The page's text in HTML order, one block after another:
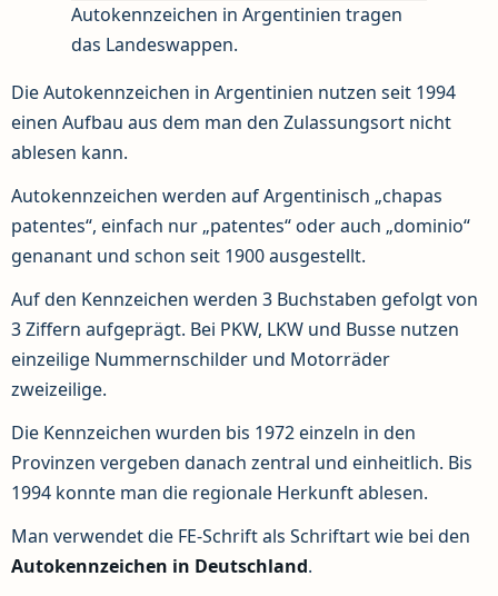
Autokennzeichen in Argentinien tragen
das Landeswappen.
Die Autokennzeichen in Argentinien nutzen seit 1994
einen Aufbau aus dem man den Zulassungsort nicht
ablesen kann.
Autokennzeichen werden auf Argentinisch „chapas
patentes“, einfach nur „patentes“ oder auch „dominio“
genanant und schon seit 1900 ausgestellt.
Auf den Kennzeichen werden 3 Buchstaben gefolgt von
3 Ziffern aufgeprägt. Bei PKW, LKW und Busse nutzen
einzeilige Nummernschilder und Motorräder
zweizeilige.
Die Kennzeichen wurden bis 1972 einzeln in den
Provinzen vergeben danach zentral und einheitlich. Bis
1994 konnte man die regionale Herkunft ablesen.
Man verwendet die FE-Schrift als Schriftart wie bei den
Autokennzeichen in Deutschland.